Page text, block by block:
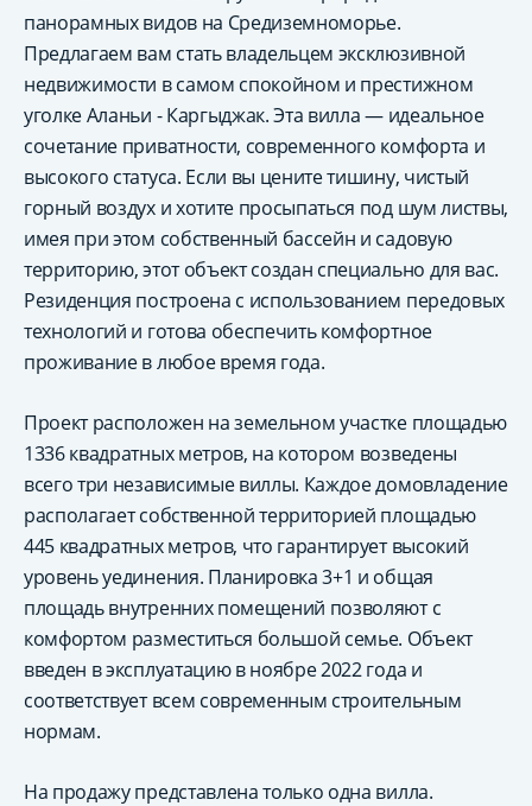
панорамных видов на Средиземноморье.
Предлагаем вам стать владельцем эксклюзивной
недвижимости в самом спокойном и престижном
уголке Аланьи - Каргыджак. Эта вилла — идеальное
сочетание приватности, современного комфорта и
высокого статуса. Если вы цените тишину, чистый
горный воздух и хотите просыпаться под шум листвы,
имея при этом собственный бассейн и садовую
территорию, этот объект создан специально для вас.
Резиденция построена с использованием передовых
технологий и готова обеспечить комфортное
проживание в любое время года.
Проект расположен на земельном участке площадью
1336 квадратных метров, на котором возведены
всего три независимые виллы. Каждое домовладение
располагает собственной территорией площадью
445 квадратных метров, что гарантирует высокий
уровень уединения. Планировка 3+1 и общая
площадь внутренних помещений позволяют с
комфортом разместиться большой семье. Объект
введен в эксплуатацию в ноябре 2022 года и
соответствует всем современным строительным
нормам.
На продажу представлена только одна вилла.